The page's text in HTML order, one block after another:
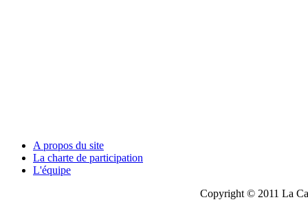
A propos du site
La charte de participation
L'équipe
Copyright © 2011 La